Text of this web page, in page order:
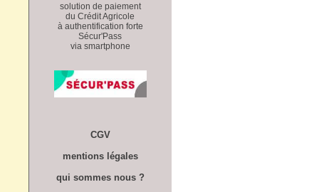
solution de paiement
du Crédit Agricole
à authentification forte
Sécur'Pass
via smartphone
CGV
mentions légales
qui sommes nous ?